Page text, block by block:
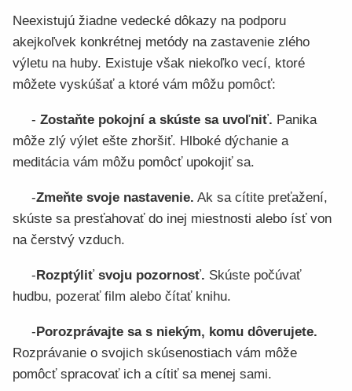
Neexistujú žiadne vedecké dôkazy na podporu
akejkoľvek konkrétnej metódy na zastavenie zlého
výletu na huby. Existuje však niekoľko vecí, ktoré
môžete vyskúšať a ktoré vám môžu pomôcť:
- Zostaňte pokojní a skúste sa uvoľniť. Panika
môže zlý výlet ešte zhoršiť. Hlboké dýchanie a
meditácia vám môžu pomôcť upokojiť sa.
-Zmeňte svoje nastavenie. Ak sa cítite preťažení,
skúste sa presťahovať do inej miestnosti alebo ísť von
na čerstvý vzduch.
-Rozptýliť svoju pozornosť. Skúste počúvať
hudbu, pozerať film alebo čítať knihu.
-Porozprávajte sa s niekým, komu dôverujete.
Rozprávanie o svojich skúsenostiach vám môže
pomôcť spracovať ich a cítiť sa menej sami.